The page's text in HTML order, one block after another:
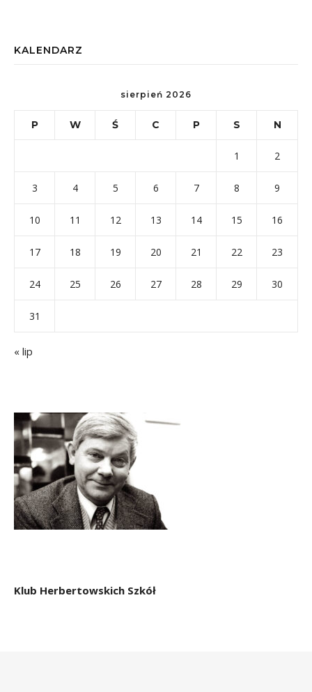
KALENDARZ
sierpień 2026
P W Ś C P S N
1 2
3 4 5 6 7 8 9
10 11 12 13 14 15 16
17 18 19 20 21 22 23
24 25 26 27 28 29 30
31
« lip
Klub Herbertowskich Szkół